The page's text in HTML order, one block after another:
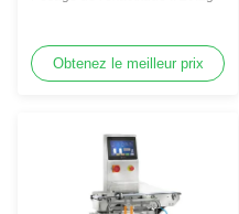
Obtenez le meilleur prix